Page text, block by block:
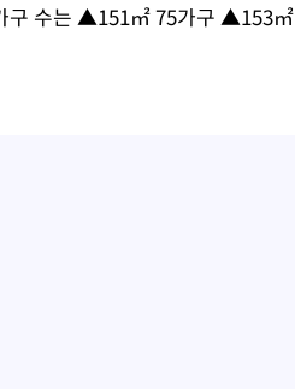
구 수는 ▲151㎡ 75가구 ▲153